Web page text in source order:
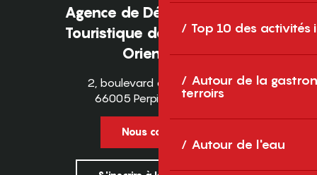
Top 10 des activités
Autour de la
terroirs
Autour de l'eau
Agence de Développement
Touristique des Pyrénées-
Orientales
2, boulevard des Pyrénées
66005 Perpignan Cedex
Nous contacter